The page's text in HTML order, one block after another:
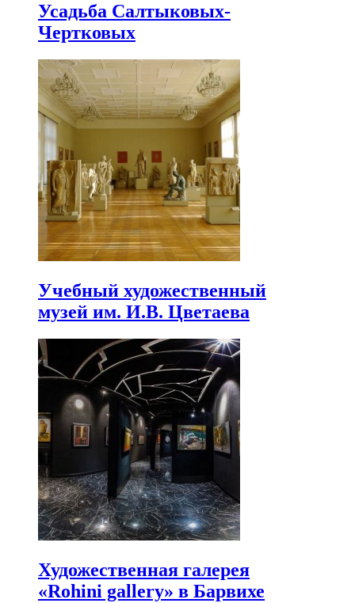
Усадьба Салтыковых-
Чертковых
Учебный художественный
музей им. И.В. Цветаева
Художественная галерея
«Rohini gallery» в Барвихе